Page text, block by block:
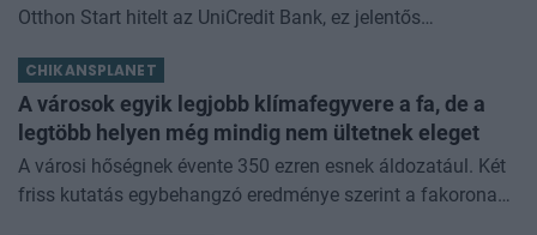
Otthon Start hitelt az UniCredit Bank, ez jelentős
kamathoz képest. De arról sem s
CHIKANSPLANET
A városok egyik legjobb klímafegyvere a fa, de a
legtöbb helyen még mindig nem ültetnek eleget
A városi hőségnek évente 350 ezren esnek áldozatául. Két
friss kutatás egybehangzó eredménye szerint a fakorona